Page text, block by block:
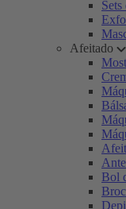
Afeitado
Bol